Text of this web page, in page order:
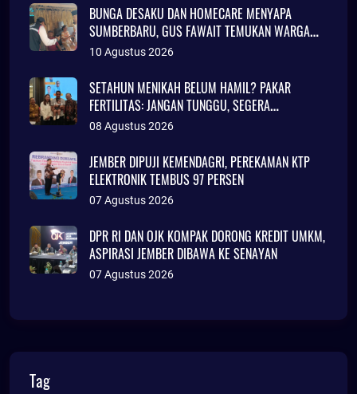
BUNGA DESAKU DAN HOMECARE MENYAPA
SUMBERBARU, GUS FAWAIT TEMUKAN WARGA
TINGGAL DI RUMAH TAK LAYAK HUNI
10 Agustus 2026
SETAHUN MENIKAH BELUM HAMIL? PAKAR
FERTILITAS: JANGAN TUNGGU, SEGERA
KONSULTASI
08 Agustus 2026
JEMBER DIPUJI KEMENDAGRI, PEREKAMAN KTP
ELEKTRONIK TEMBUS 97 PERSEN
07 Agustus 2026
DPR RI DAN OJK KOMPAK DORONG KREDIT UMKM,
ASPIRASI JEMBER DIBAWA KE SENAYAN
07 Agustus 2026
Tag